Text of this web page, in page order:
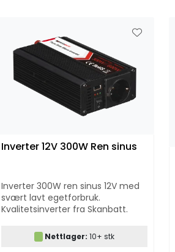
Inverter 12V 300W Ren sinus
Inverter 300W ren sinus 12V med
svært lavt egetforbruk.
Kvalitetsinverter fra Skanbatt.
Nettlager: 10+ stk